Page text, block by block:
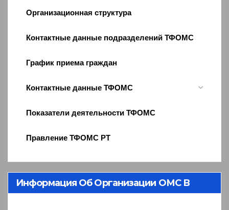
Организационная структура
Контактные данные подразделений ТФОМС
График приема граждан
Контактные данные ТФОМС
Показатели деятельности ТФОМС
Правление ТФОМС РТ
Информация Об Организации ОМС В